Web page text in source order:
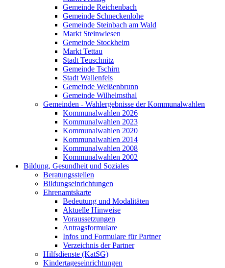
Gemeinde Reichenbach
Gemeinde Schneckenlohe
Gemeinde Steinbach am Wald
Markt Steinwiesen
Gemeinde Stockheim
Markt Tettau
Stadt Teuschnitz
Gemeinde Tschirn
Stadt Wallenfels
Gemeinde Weißenbrunn
Gemeinde Wilhelmsthal
Gemeinden - Wahlergebnisse der Kommunalwahlen
Kommunalwahlen 2026
Kommunalwahlen 2023
Kommunalwahlen 2020
Kommunalwahlen 2014
Kommunalwahlen 2008
Kommunalwahlen 2002
Bildung, Gesundheit und Soziales
Beratungsstellen
Bildungseinrichtungen
Ehrenamtskarte
Bedeutung und Modalitäten
Aktuelle Hinweise
Voraussetzungen
Antragsformulare
Infos und Formulare für Partner
Verzeichnis der Partner
Hilfsdienste (KatSG)
Kindertageseinrichtungen